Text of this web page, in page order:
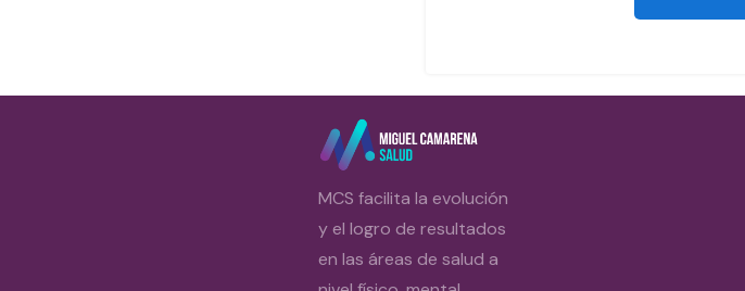
MCS facilita la evolución
y el logro de resultados
en las áreas de salud a